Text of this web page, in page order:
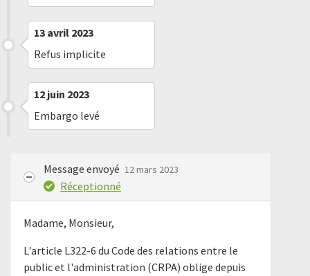
13 avril 2023
Refus implicite
12 juin 2023
Embargo levé
Message envoyé 12 mars 2023
Réceptionné
Madame, Monsieur,
L'article L322-6 du Code des relations entre le
public et l'administration (CRPA) oblige depuis